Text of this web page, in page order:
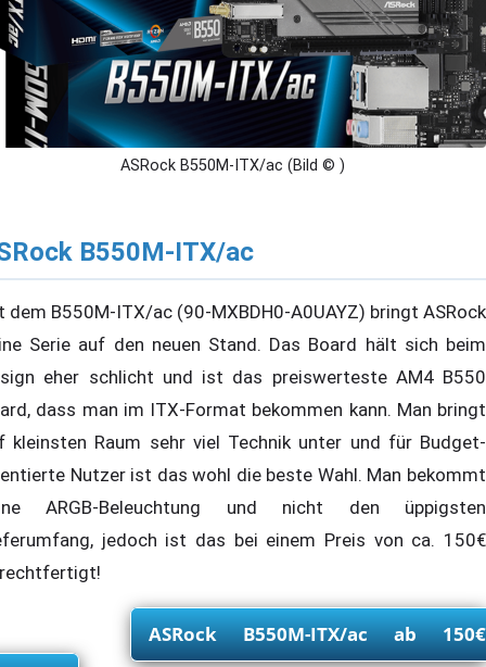
ASRock B550M-ITX/ac (Bild © )
B550M-ITX/ac
dem B550M-ITX/ac (90-MXBDH0-A0UAYZ) bringt ASRock
Serie auf den neuen Stand. Das Board hält sich beim
eher schlicht und ist das preiswerteste AM4 B550
dass man im ITX-Format bekommen kann. Man bringt
kleinsten Raum sehr viel Technik unter und für Budget-
Nutzer ist das wohl die beste Wahl. Man bekommt
ARGB-Beleuchtung und nicht den üppigsten
jedoch ist das bei einem Preis von ca. 150€
ASRock B550M-ITX/ac ab 150€